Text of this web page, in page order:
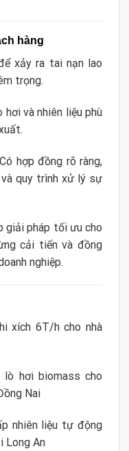
hàng
xảy ra tai nạn lao
trọng.
và nhiên liệu phù
hợp đồng rõ ràng,
quy trình xử lý sự
giải pháp tối ưu cho
cải tiến và đồng
nghiệp.
xích 6T/h cho nhà
lò hơi biomass cho
Nai
nhiên liệu tự động
Long An